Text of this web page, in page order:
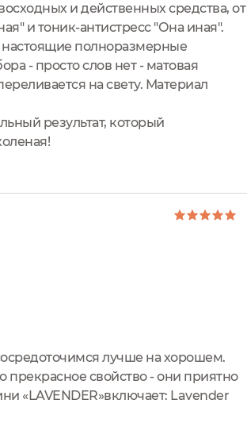
и действенных средства, от
и тоник-антистресс "Она иная".
полноразмерные
- просто слов нет - матовая
на свету. Материал
результат, который
лучше на хорошем.
прекрасное свойство - они приятно
«LAVENDER»включает: Lavender